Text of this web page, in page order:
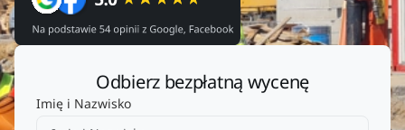
Odbierz bezpłatną wycenę
Imię i Nazwisko